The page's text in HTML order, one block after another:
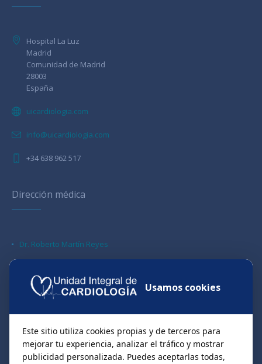
Hospital La Luz
Madrid
Comunidad de Madrid
28003
España
uicardiologia.com
info@uicardiologia.com
+34 638 962 517
Dirección médica
Dr. Roberto Martín Reyes
Dr. Juan Benezet Mazuecos
Dr. Cristian Iborra Cuevas
Dr. Jorge Palazuelos Molinero
Unidades y Servicios de Cardiología
Usamos cookies
Este sitio utiliza cookies propias y de terceros para
mejorar tu experiencia, analizar el tráfico y mostrar
publicidad personalizada. Puedes aceptarlas todas,